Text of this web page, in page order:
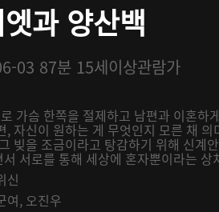
과 양산백
03 87분 15세이상관람가
가슴 한쪽을 절제하고 남편과 이혼하
, 자신이 원하는 게 무엇인지 모른 채
빚을 조금이라고 탕감하기 위해 신계
서 서로를 통해 세상에 혼자뿐이라는
신
여, 오진우